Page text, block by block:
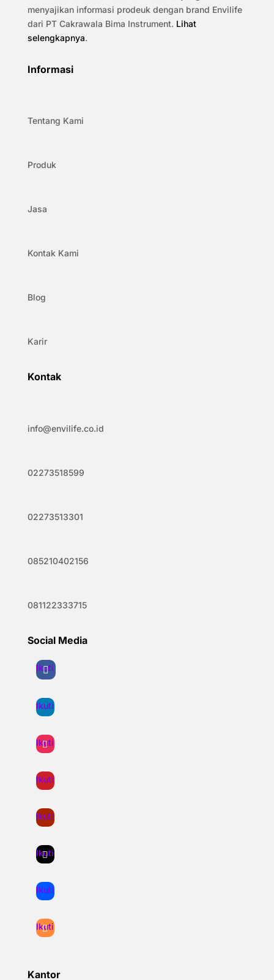
menyajikan informasi prodeuk dengan brand Envilife
dari PT Cakrawala Bima Instrument. Lihat
selengkapnya.
Informasi
Tentang Kami
Produk
Jasa
Kontak Kami
Blog
Karir
Kontak
info@envilife.co.id
02273518599
02273513301
085210402156
081122333715
Social Media
Ikuti
Ikuti
Ikuti
Ikuti
Ikuti
Ikuti
Ikuti
Ikuti
Kantor